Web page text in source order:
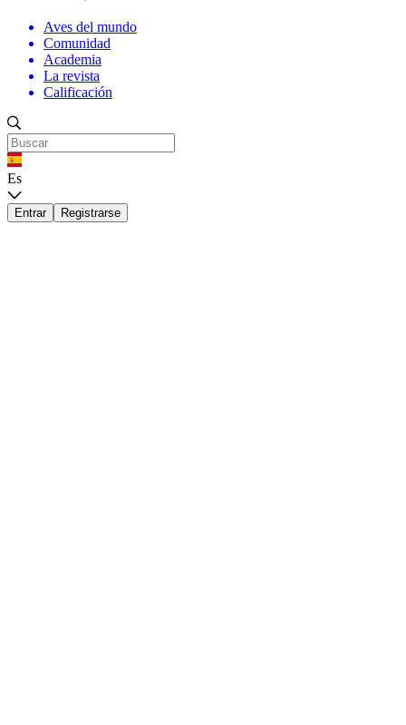
Aves del mundo
Comunidad
Academia
La revista
Calificación
Es
Entrar Registrarse